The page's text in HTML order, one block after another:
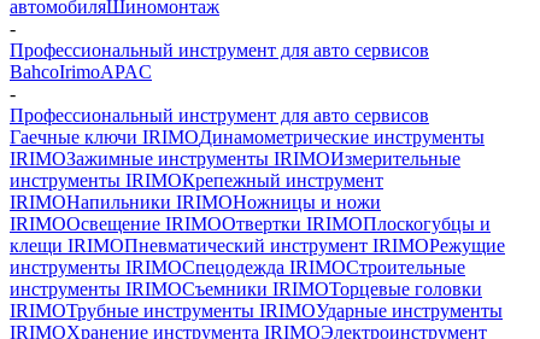
автомобиляШиномонтаж
-
Профессиональный инструмент для авто сервисов
BahcoIrimoAPAC
-
Профессиональный инструмент для авто сервисов
Гаечные ключи IRIMOДинамометрические инструменты
IRIMOЗажимные инструменты IRIMOИзмерительные
инструменты IRIMOКрепежный инструмент
IRIMOНапильники IRIMOНожницы и ножи
IRIMOОсвещение IRIMOОтвертки IRIMOПлоскогубцы и
клещи IRIMOПневматический инструмент IRIMOРежущие
инструменты IRIMOСпецодежда IRIMOСтроительные
инструменты IRIMOСъемники IRIMOТорцевые головки
IRIMOТрубные инструменты IRIMOУдарные инструменты
IRIMOХранение инструмента IRIMOЭлектроинструмент